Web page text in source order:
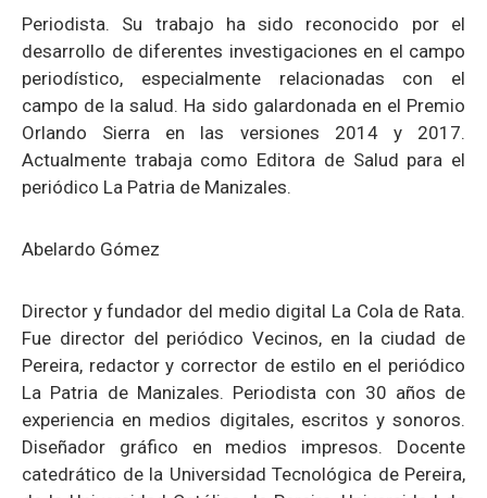
Periodista. Su trabajo ha sido reconocido por el
desarrollo de diferentes investigaciones en el campo
periodístico, especialmente relacionadas con el
campo de la salud. Ha sido galardonada en el Premio
Orlando Sierra en las versiones 2014 y 2017.
Actualmente trabaja como Editora de Salud para el
periódico La Patria de Manizales.
Abelardo Gómez
Director y fundador del medio digital La Cola de Rata.
Fue director del periódico Vecinos, en la ciudad de
Pereira, redactor y corrector de estilo en el periódico
La Patria de Manizales. Periodista con 30 años de
experiencia en medios digitales, escritos y sonoros.
Diseñador gráfico en medios impresos. Docente
catedrático de la Universidad Tecnológica de Pereira,